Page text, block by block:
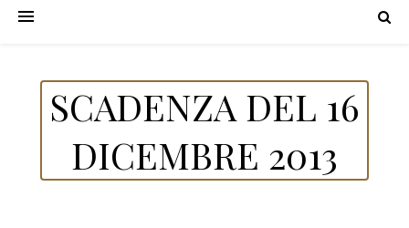
SCADENZA DEL 16
DICEMBRE 2013